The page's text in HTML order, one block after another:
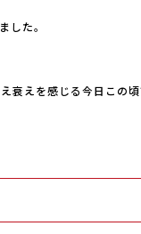
した。
衰えを感じる今日この